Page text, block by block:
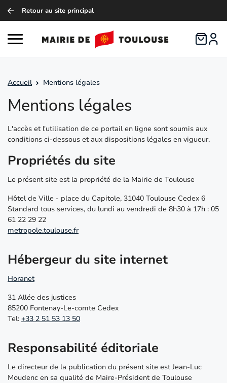
Retour au site principal
Ouvrir le menu principal Logo
Accueil Mentions légales
Mentions légales
L'accès et l'utilisation de ce portail en ligne sont soumis aux
conditions ci-dessous et aux dispositions légales en vigueur.
Propriétés du site
Le présent site est la propriété de la Mairie de Toulouse
Hôtel de Ville - place du Capitole, 31040 Toulouse Cedex 6
Standard tous services, du lundi au vendredi de 8h30 à 17h : 05
61 22 29 22
metropole.toulouse.fr
Hébergeur du site internet
Horanet
31 Allée des justices
85200 Fontenay-Le-comte Cedex
Tel: +33 2 51 53 13 50
Responsabilité éditoriale
Le directeur de la publication du présent site est Jean-Luc
Moudenc en sa qualité de Maire-Président de Toulouse